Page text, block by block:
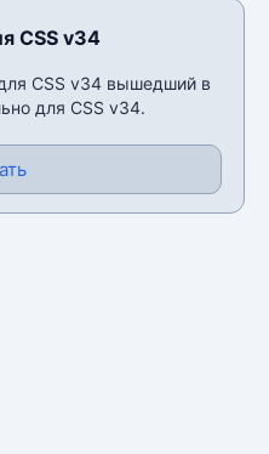
CSS v34
CSS v34 вышедший в
для CSS v34.